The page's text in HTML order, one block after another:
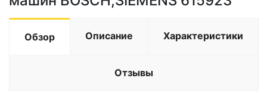
Обзор Описание Характеристики
Отзывы